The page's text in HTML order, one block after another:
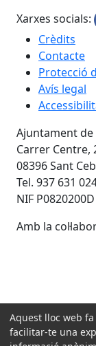
Xarxes socials:
Crèdits
Contacte
Protecció
Avís legal
Ajuntament de
Carrer Centre,
08396 Sant
Tel. 937 631
NIF P0820200D
Amb la
Aquest lloc web
facilitar-te una